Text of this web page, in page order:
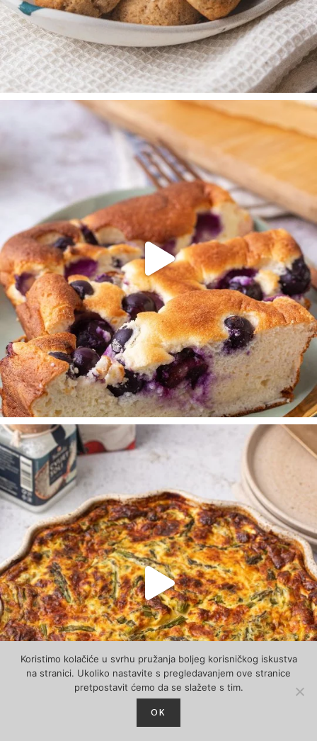
Koristimo kolačiće u svrhu pružanja boljeg korisničkog iskustva
na stranici. Ukoliko nastavite s pregledavanjem ove stranice
pretpostavit ćemo da se slažete s tim.
OK